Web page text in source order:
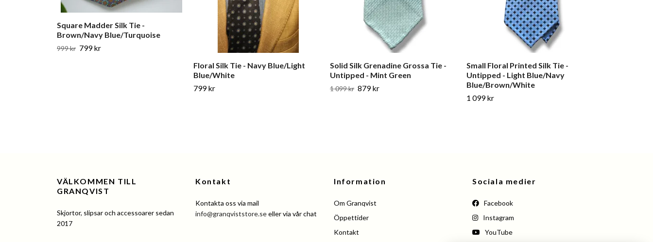
Square Madder Silk Tie -
Brown/Navy Blue/Turquoise
999 kr 799 kr
Floral Silk Tie - Navy Blue/Light
Blue/White
799 kr
Solid Silk Grenadine Grossa Tie -
Untipped - Mint Green
1 099 kr 879 kr
Small Floral Printed Silk Tie -
Untipped - Light Blue/Navy
Blue/Brown/White
1 099 kr
VÄLKOMMEN TILL
GRANQVIST
Skjortor, slipsar och accessoarer sedan
2017
Kontakt
Kontakta oss via mail
info@granqviststore.seeller via vår chat
Information
Om Granqvist
Öppettider
Kontakt
Sociala medier
Facebook
Instagram
YouTube